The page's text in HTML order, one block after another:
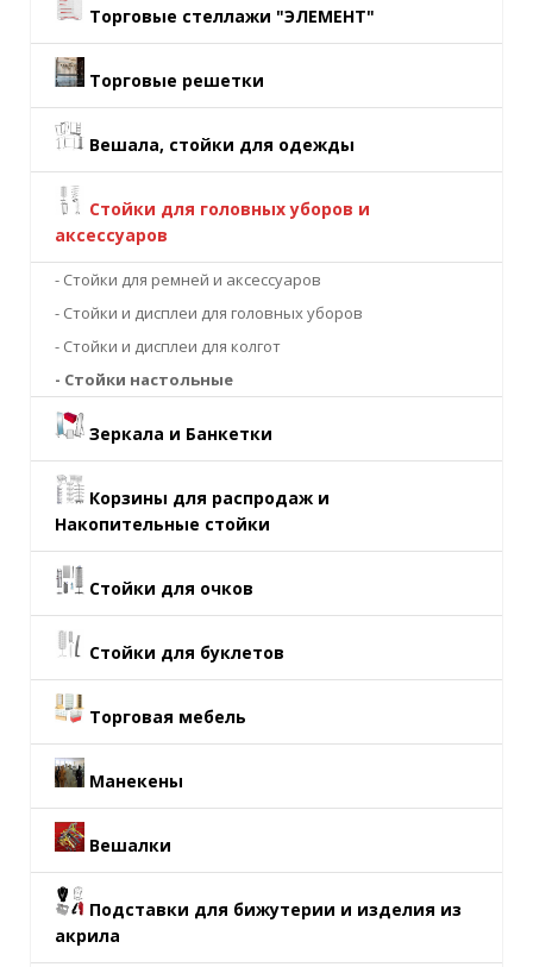
Торговые стеллажи "ЭЛЕМЕНТ"
Торговые решетки
Вешала, стойки для одежды
Стойки для головных уборов и
аксессуаров
- Стойки для ремней и аксессуаров
- Стойки и дисплеи для головных уборов
- Стойки и дисплеи для колгот
- Стойки настольные
Зеркала и Банкетки
Корзины для распродаж и
Накопительные стойки
Стойки для очков
Стойки для буклетов
Торговая мебель
Манекены
Вешалки
Подставки для бижутерии и изделия из
акрила